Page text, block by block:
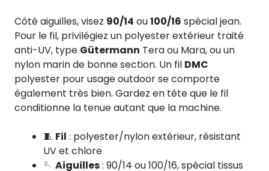
Côté aiguilles, visez 90/14 ou100/16 spécial jean.
Pour le fil, privilégiez un polyester extérieur traité
anti-UV, type Gütermann Tera ou Mara, ou un
nylon marin de bonne section. Un fil DMC
polyester pour usage outdoor se comporte
également très bien. Gardez en tête que le fil
conditionne la tenue autant que la machine.
🧵 Fil : polyester/nylon extérieur, résistant
UV et chlore
🪡 Aiguilles: 90/14 ou 100/16, spécial tissus